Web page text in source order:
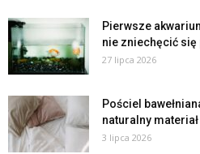
Pierwsze
nie zniechęcić się
27 lipca 2026
Pościel
naturalny
3 lipca 2026